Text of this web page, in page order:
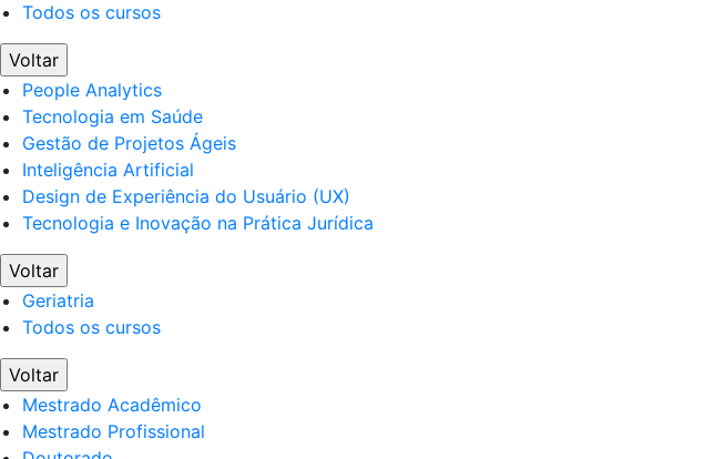
Todos os cursos
Voltar
People Analytics
Tecnologia em Saúde
Gestão de Projetos Ágeis
Inteligência Artificial
Design de Experiência do Usuário (UX)
Tecnologia e Inovação na Prática Jurídica
Voltar
Geriatria
Todos os cursos
Voltar
Mestrado Acadêmico
Mestrado Profissional